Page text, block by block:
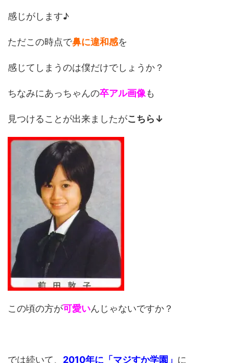
感じがします♪
ただこの時点で鼻に違和感を
感じてしまうのは僕だけでしょうか？
ちなみにあっちゃんの卒アル画像も
見つけることが出来ましたがこちら↓
この頃の方が可愛いんじゃないですか？
では続いて、 2010年に「マジすか学園」 に